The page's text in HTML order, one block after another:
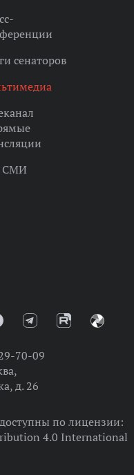
сенаторов
СМИ
70-09
д. 26
по лицензии:
4.0 International